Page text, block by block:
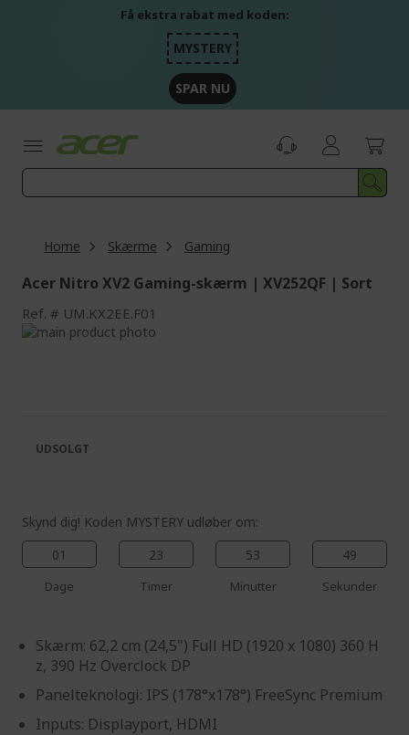
Få ekstra rabat med koden:
MYSTERY
SPAR NU
Home Skærme Gaming
Acer Nitro XV2 Gaming-skærm | XV252QF | Sort
Ref. UM.KX2EE.F01
Skip
images
gallery
the
images
Skynd dig! Koden MYSTERY udløber om:
01
Dage
23
Timer
53
Minutter
49
Sekunder
Skærm: 62,2 cm (24,5") Full HD (1920 x 1080) 360 H
z, 390 Hz Overclock DP
Panelteknologi: IPS (178°x178°) FreeSync Premium
Inputs: Displayport, HDMI
UDSOLGT